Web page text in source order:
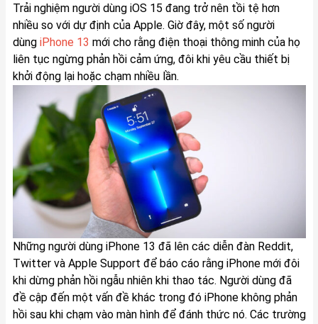
Trải nghiệm người dùng iOS 15 đang trở nên tồi tệ hơn
nhiều so với dự định của Apple. Giờ đây, một số người
dùng iPhone 13 mới cho rằng điện thoại thông minh của họ
liên tục ngừng phản hồi cảm ứng, đôi khi yêu cầu thiết bị
khởi động lại hoặc chạm nhiều lần.
Những người dùng iPhone 13 đã lên các diễn đàn Reddit,
Twitter và Apple Support để báo cáo rằng iPhone mới đôi
khi dừng phản hồi ngẫu nhiên khi thao tác. Người dùng đã
đề cập đến một vấn đề khác trong đó iPhone không phản
hồi sau khi chạm vào màn hình để đánh thức nó. Các trường